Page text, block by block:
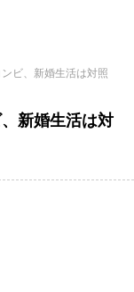
ビ、新婚生活は対照
新婚生活は対